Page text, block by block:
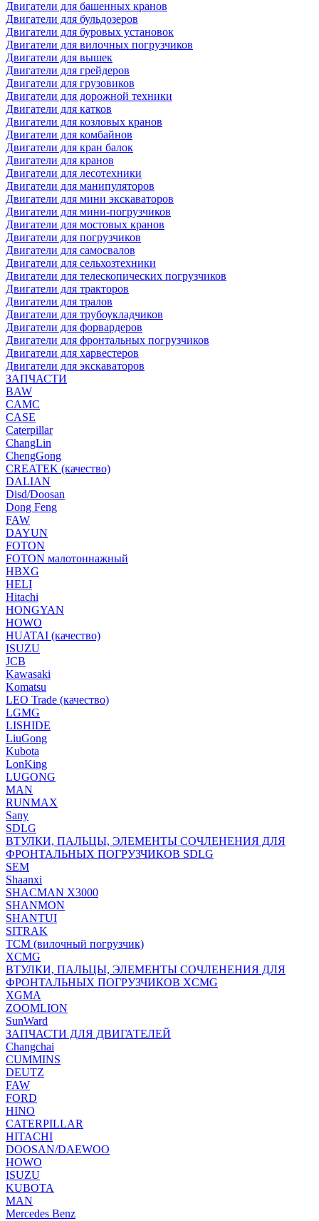
Двигатели для башенных кранов
Двигатели для бульдозеров
Двигатели для буровых установок
Двигатели для вилочных погрузчиков
Двигатели для вышек
Двигатели для грейдеров
Двигатели для грузовиков
Двигатели для дорожной техники
Двигатели для катков
Двигатели для козловых кранов
Двигатели для комбайнов
Двигатели для кран балок
Двигатели для кранов
Двигатели для лесотехники
Двигатели для манипуляторов
Двигатели для мини экскаваторов
Двигатели для мини-погрузчиков
Двигатели для мостовых кранов
Двигатели для погрузчиков
Двигатели для самосвалов
Двигатели для сельхозтехники
Двигатели для телескопических погрузчиков
Двигатели для тракторов
Двигатели для тралов
Двигатели для трубоукладчиков
Двигатели для форвардеров
Двигатели для фронтальных погрузчиков
Двигатели для харвестеров
Двигатели для экскаваторов
ЗАПЧАСТИ
BAW
CAMC
CASE
Caterpillar
ChangLin
ChengGong
CREATEK (качество)
DALIAN
Disd/Doosan
Dong Feng
FAW
DAYUN
FOTON
FOTON малотоннажный
HBXG
HELI
Hitachi
HONGYAN
HOWO
HUATAI (качество)
ISUZU
JCB
Kawasaki
Komatsu
LEO Trade (качество)
LGMG
LISHIDE
LiuGong
Kubota
LonKing
LUGONG
MAN
RUNMAX
Sany
SDLG
ВТУЛКИ, ПАЛЬЦЫ, ЭЛЕМЕНТЫ СОЧЛЕНЕНИЯ ДЛЯ
ФРОНТАЛЬНЫХ ПОГРУЗЧИКОВ SDLG
SEM
Shaanxi
SHACMAN X3000
SHANMON
SHANTUI
SITRAK
TCM (вилочный погрузчик)
XCMG
ВТУЛКИ, ПАЛЬЦЫ, ЭЛЕМЕНТЫ СОЧЛЕНЕНИЯ ДЛЯ
ФРОНТАЛЬНЫХ ПОГРУЗЧИКОВ XCMG
XGMA
ZOOMLION
SunWard
ЗАПЧАСТИ ДЛЯ ДВИГАТЕЛЕЙ
Changchai
CUMMINS
DEUTZ
FAW
FORD
HINO
CATERPILLAR
HITACHI
DOOSAN/DAEWOO
HOWO
ISUZU
KUBOTA
MAN
Mercedes Benz